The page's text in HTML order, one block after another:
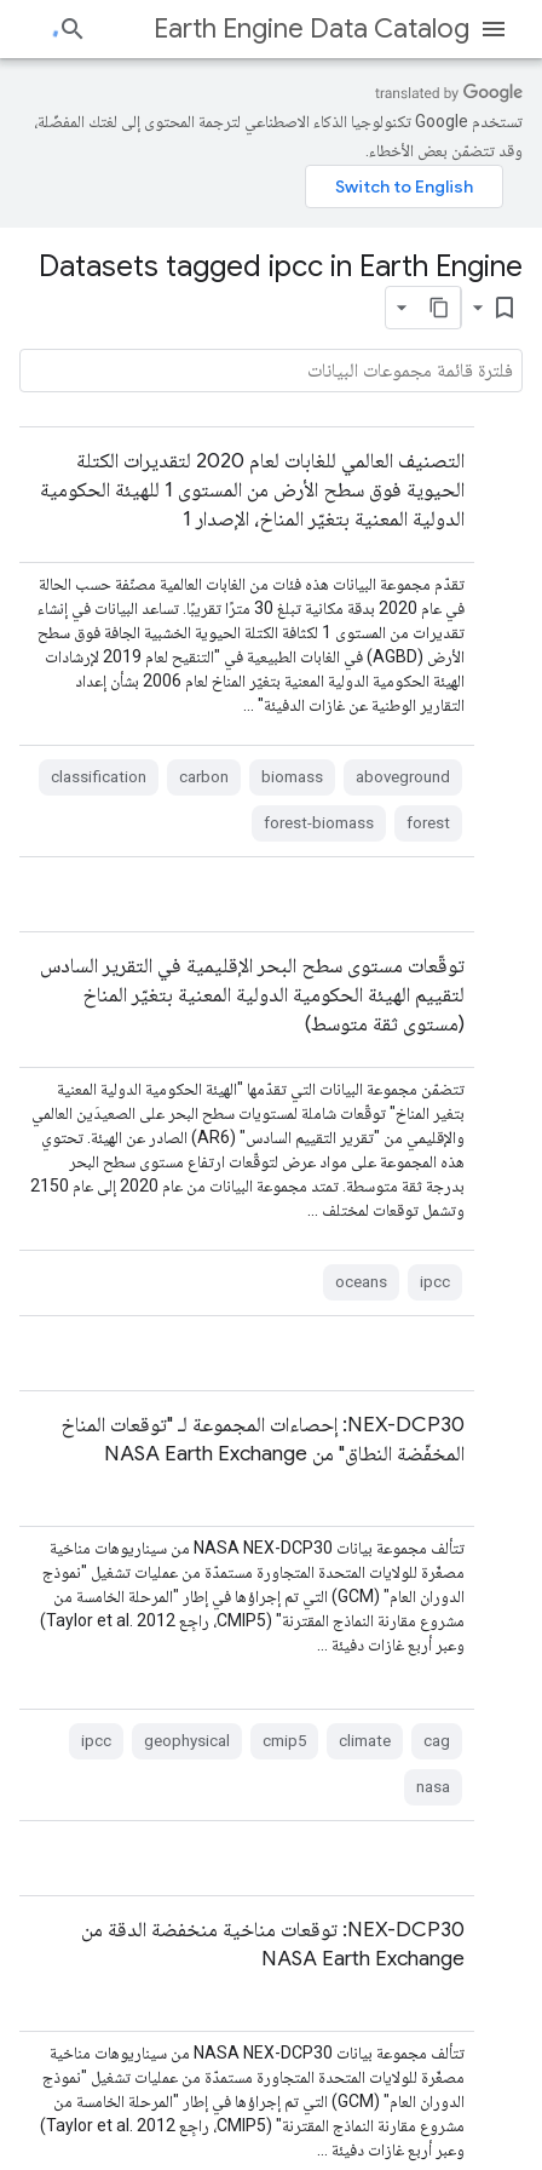
Earth Engine Data Catalog
تستخدم Google تكنولوجيا الذكاء الاصطناعي لترجمة المحتوى إلى لغتك المفضّلة،
وقد تتضمّن بعض الأخطاء.
Datasets tagged ipcc in Earth Engine
bookmark_border
التصنيف العالمي للغابات لعام 2020 لتقديرات الكتلة
الحيوية فوق سطح الأرض من المستوى 1 للهيئة الحكومية
الدولية المعنية بتغيّر المناخ، الإصدار 1
تقدّم مجموعة البيانات هذه فئات من الغابات العالمية مصنّفة حسب الحالة
في عام 2020 بدقة مكانية تبلغ 30 مترًا تقريبًا. تساعد البيانات في إنشاء
تقديرات من المستوى 1 لكثافة الكتلة الحيوية الخشبية الجافة فوق سطح
الأرض (AGBD) في الغابات الطبيعية في "التنقيح لعام 2019 لإرشادات
الهيئة الحكومية الدولية المعنية بتغيّر المناخ لعام 2006 بشأن إعداد
التقارير الوطنية عن غازات الدفيئة" …
aboveground
biomass
carbon
classification
forest
forest-biomass
توقّعات مستوى سطح البحر الإقليمية في التقرير السادس
لتقييم الهيئة الحكومية الدولية المعنية بتغيّر المناخ
(مستوى ثقة متوسط)
تتضمّن مجموعة البيانات التي تقدّمها "الهيئة الحكومية الدولية المعنية
بتغير المناخ" توقّعات شاملة لمستويات سطح البحر على الصعيدَين العالمي
والإقليمي من "تقرير التقييم السادس" (AR6) الصادر عن الهيئة. تحتوي
هذه المجموعة على مواد عرض لتوقّعات ارتفاع مستوى سطح البحر
بدرجة ثقة متوسطة. تمتد مجموعة البيانات من عام 2020 إلى عام 2150
وتشمل توقعات لمختلف …
ipcc
oceans
NEX-DCP30: إحصاءات المجموعة لـ "توقعات المناخ
المخفّضة النطاق" من NASA Earth Exchange
تتألف مجموعة بيانات NASA NEX-DCP30 من سيناريوهات مناخية
مصغّرة للولايات المتحدة المتجاورة مستمدّة من عمليات تشغيل "نموذج
الدوران العام" (GCM) التي تم إجراؤها في إطار "المرحلة الخامسة من
مشروع مقارنة النماذج المقترنة" (CMIP5، راجِع Taylor et al. 2012)
وعبر أربع غازات دفيئة …
cag
climate
cmip5
geophysical
ipcc
nasa
NEX-DCP30: توقعات مناخية منخفضة الدقة من
NASA Earth Exchange
تتألف مجموعة بيانات NASA NEX-DCP30 من سيناريوهات مناخية
مصغّرة للولايات المتحدة المتجاورة مستمدّة من عمليات تشغيل "نموذج
الدوران العام" (GCM) التي تم إجراؤها في إطار "المرحلة الخامسة من
مشروع مقارنة النماذج المقترنة" (CMIP5، راجِع Taylor et al. 2012)
وعبر أربع غازات دفيئة …